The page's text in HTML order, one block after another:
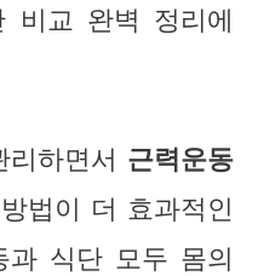
비교 완벽 정리에
하면서 근력운동
법이 더 효과적인
과 식단 모두 몸의